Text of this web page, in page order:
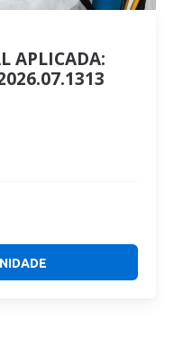
APLICADA: